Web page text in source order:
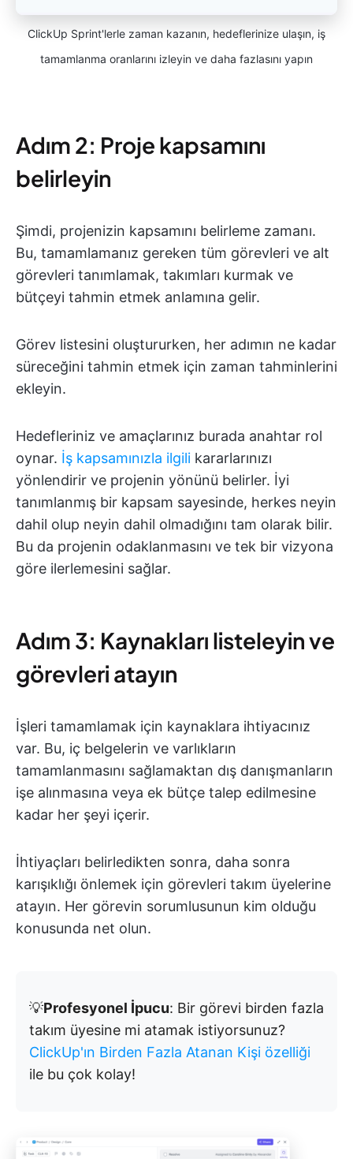
ClickUp Sprint'lerle zaman kazanın, hedeflerinize ulaşın, iş
tamamlanma oranlarını izleyin ve daha fazlasını yapın
Adım 2: Proje kapsamını
belirleyin
Şimdi, projenizin kapsamını belirleme zamanı.
Bu, tamamlamanız gereken tüm görevleri ve alt
görevleri tanımlamak, takımları kurmak ve
bütçeyi tahmin etmek anlamına gelir.
Görev listesini oluştururken, her adımın ne kadar
süreceğini tahmin etmek için zaman tahminlerini
ekleyin.
Hedefleriniz ve amaçlarınız burada anahtar rol
oynar. İş kapsamınızla ilgili kararlarınızı
yönlendirir ve projenin yönünü belirler. İyi
tanımlanmış bir kapsam sayesinde, herkes neyin
dahil olup neyin dahil olmadığını tam olarak bilir.
Bu da projenin odaklanmasını ve tek bir vizyona
göre ilerlemesini sağlar.
Adım 3: Kaynakları listeleyin ve
görevleri atayın
İşleri tamamlamak için kaynaklara ihtiyacınız
var. Bu, iç belgelerin ve varlıkların
tamamlanmasını sağlamaktan dış danışmanların
işe alınmasına veya ek bütçe talep edilmesine
kadar her şeyi içerir.
İhtiyaçları belirledikten sonra, daha sonra
karışıklığı önlemek için görevleri takım üyelerine
atayın. Her görevin sorumlusunun kim olduğu
konusunda net olun.
💡Profesyonel İpucu: Bir görevi birden fazla
takım üyesine mi atamak istiyorsunuz?
ClickUp'ın Birden Fazla Atanan Kişi özelliği
ile bu çok kolay!